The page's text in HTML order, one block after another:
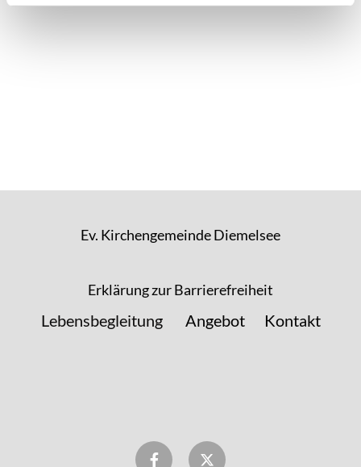
Ev. Kirchengemeinde Diemelsee
Erklärung zur Barrierefreiheit
Lebensbegleitung Angebot Kontakt